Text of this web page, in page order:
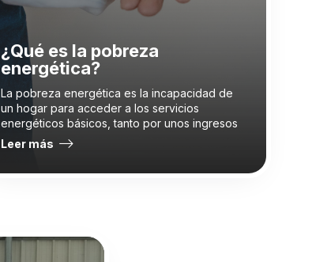
¿Qué es la pobreza
energética?
La pobreza energética es la incapacidad de
un hogar para acceder a los servicios
energéticos básicos, tanto por unos ingresos
Leer más